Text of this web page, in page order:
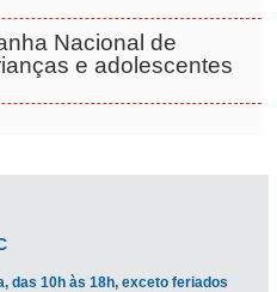
Nacional de
e adolescentes
das 10h às 18h, exceto feriados